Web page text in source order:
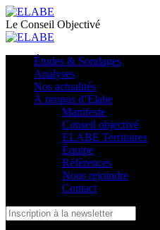
Le Conseil Objectivé
Études & Sondages
Analyses
Nos actualités
À propos d’Elabe
Manifeste
Conseil objectivé
ELABE Territoires
Équipe
Références
Nous rejoindre
Contact